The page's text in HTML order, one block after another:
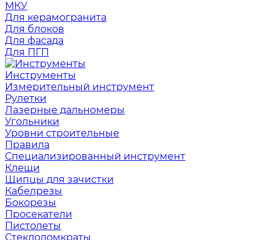
МКУ
Для керамогранита
Для блоков
Для фасада
Для ПГП
Инструменты
Измерительный инструмент
Рулетки
Лазерные дальномеры
Угольники
Уровни строительные
Правила
Специализированный инструмент
Клещи
Щипцы для зачистки
Кабелрезы
Бокорезы
Просекатели
Пистолеты
Стеклодомкраты